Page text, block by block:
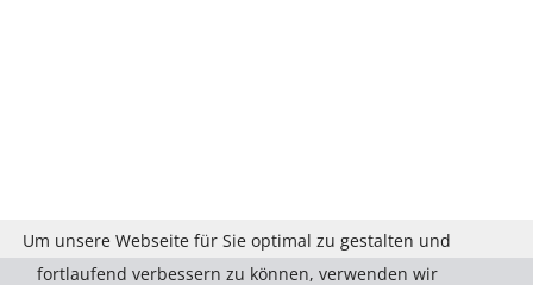
Um unsere Webseite für Sie optimal zu gestalten und
fortlaufend verbessern zu können, verwenden wir